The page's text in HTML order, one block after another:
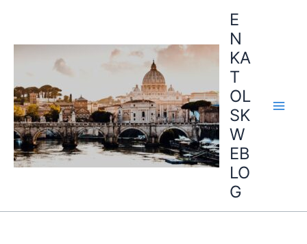
E
N
KA
T
OL
SK
W
EB
LO
G